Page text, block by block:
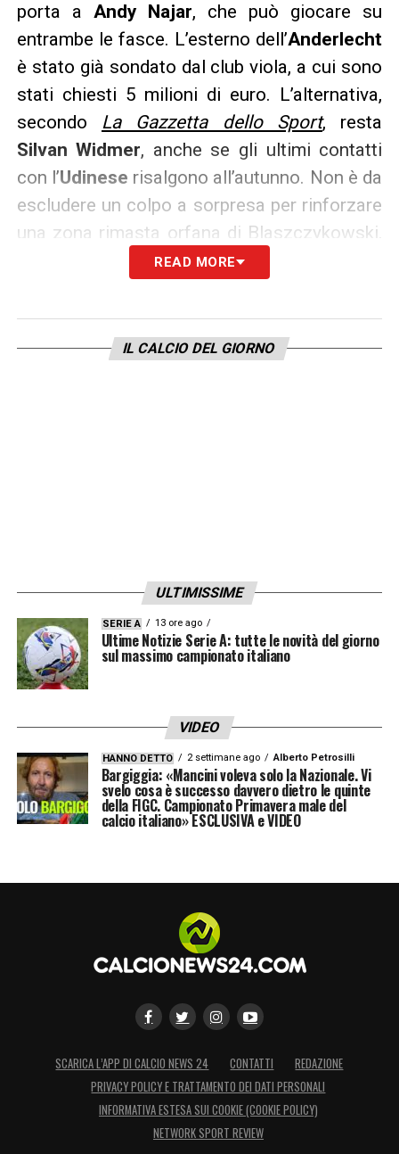
porta a Andy Najar, che può giocare su
entrambe le fasce. L’esterno dell’Anderlecht
è stato già sondato dal club viola, a cui sono
stati chiesti 5 milioni di euro. L’alternativa,
secondo La Gazzetta dello Sport, resta
Silvan Widmer, anche se gli ultimi contatti
con l’Udinese risalgono all’autunno. Non è da
escludere un colpo a sorpresa per rinforzare
una zona rimasta orfana di Blaszczykowski,
il quale è tornato ad allenarsi in questi giorni.
invece, due giocatori in scadenza:
, che vorrebbe chiudere la carriera a
tempo. La società viola si è data tempo fino
LA PLAYLIST DELLE NOSTRE TOP NEWS
READ MORE
IL CALCIO DEL GIORNO
ULTIMISSIME
SERIE A 13 ore ago
Ultime Notizie Serie A: tutte le novità del giorno
sul massimo campionato italiano
VIDEO
HANNO DETTO 2 settimane ago Alberto Petrosilli
Bargiggia: «Mancini voleva solo la Nazionale. Vi
svelo cosa è successo davvero dietro le quinte
della FIGC. Campionato Primavera male del
calcio italiano» ESCLUSIVA e VIDEO
SCARICA L’APP DI CALCIO NEWS 24 CONTATTI
REDAZIONE
PRIVACY POLICY E TRATTAMENTO DEI DATI PERSONALI
INFORMATIVA ESTESA SUI COOKIE (COOKIE POLICY)
NETWORK SPORT REVIEW